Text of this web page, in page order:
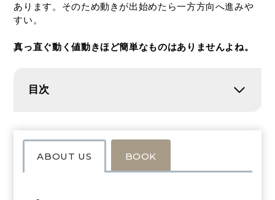
あります。そのため動きが出始めたら一方方向へ進みや
すい。
真っ直ぐ動く値動きほど簡単なものはありませんよね。
目次
ABOUT US BOOK